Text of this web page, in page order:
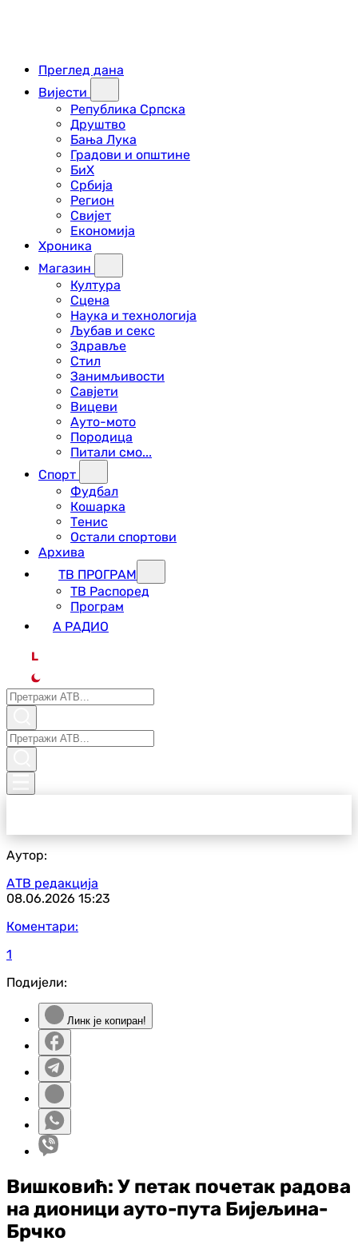
Преглед дана
Вијести
Република Српска
Друштво
Бања Лука
Градови и општине
БиХ
Србија
Регион
Свијет
Економија
Хроника
Магазин
Култура
Сцена
Наука и технологија
Љубав и секс
Здравље
Стил
Занимљивости
Савјети
Вицеви
Ауто-мото
Породица
Питали смо...
Спорт
Фудбал
Кошарка
Тенис
Остали спортови
Архива
ТВ ПРОГРАМ
ТВ Распоред
Програм
А РАДИО
L
Аутор:
АТВ редакција
08.06.2026 15:23
Коментари:
1
Подијели:
Линк је копиран!
Вишковић: У петак почетак радова
на дионици ауто-пута Бијељина-
Брчко